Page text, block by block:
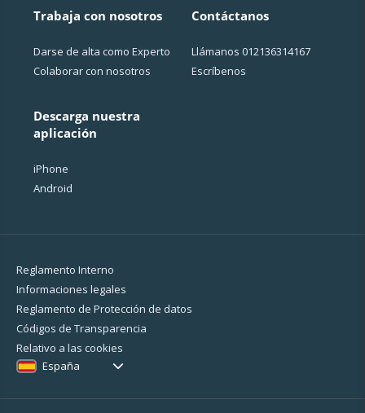
Trabaja con nosotros
Darse de alta como Experto
Colaborar con nosotros
Descarga nuestra
aplicación
iPhone
Android
Contáctanos
Llámanos 012136314167
Escríbenos
Reglamento Interno
Informaciones legales
Reglamento de Protección de datos
Códigos de Transparencia
Relativo a las cookies
España